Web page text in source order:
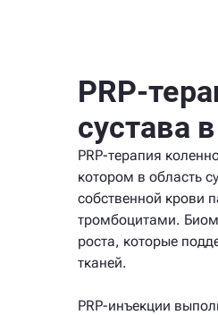
PRP-
сустава
PRP-терапия
котором в область
собственной крови
тромбоцитами.
роста, которые
тканей.
PRP-инъекции